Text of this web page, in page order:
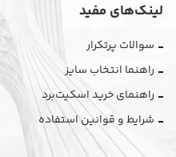
لینک‌های مفید
سوالات پرتکرار
راهنما انتخاب سایز
راهنمای خرید اسکیت‌برد
شرایط و قوانین استفاده